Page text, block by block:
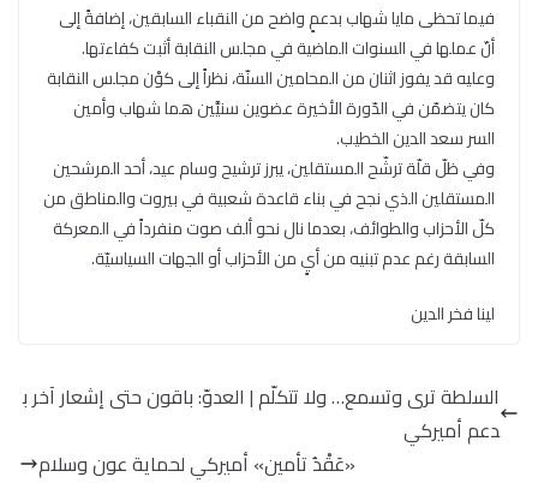
فيما تحظى مايا شهاب بدعمٍ واضح من النقباء السابقين، إضافةً إلى
أنّ عملها في السنوات الماضية في مجلس النقابة أثبت كفاءتها.
وعليه قد يفوز اثنان من المحامين السنّة، نظراً إلى كوْن مجلس النقابة
كان يتضمّن في الدّورة الأخيرة عضوين سنيَّين هما شهاب وأمين
السر سعد الدين الخطيب.
وفي ظلّ قلّة ترشّح المستقلين، يبرز ترشيح وسام عيد، أحد المرشحين
المستقلين الذي نجح في بناء قاعدة شعبية في بيروت والمناطق من
كلّ الأحزاب والطوائف، بعدما نال نحو ألف صوت منفرداً في المعركة
السابقة رغم عدم تبنيه من أيٍ من الأحزاب أو الجهات السياسيّة.
لينا فخر الدين
السلطة ترى وتسمع… ولا تتكلّم | العدوّ: باقون حتى إشعار آخر ب
دعم أميركي
«عَقْدُ تأمين» أميركي لحماية عون وسلام